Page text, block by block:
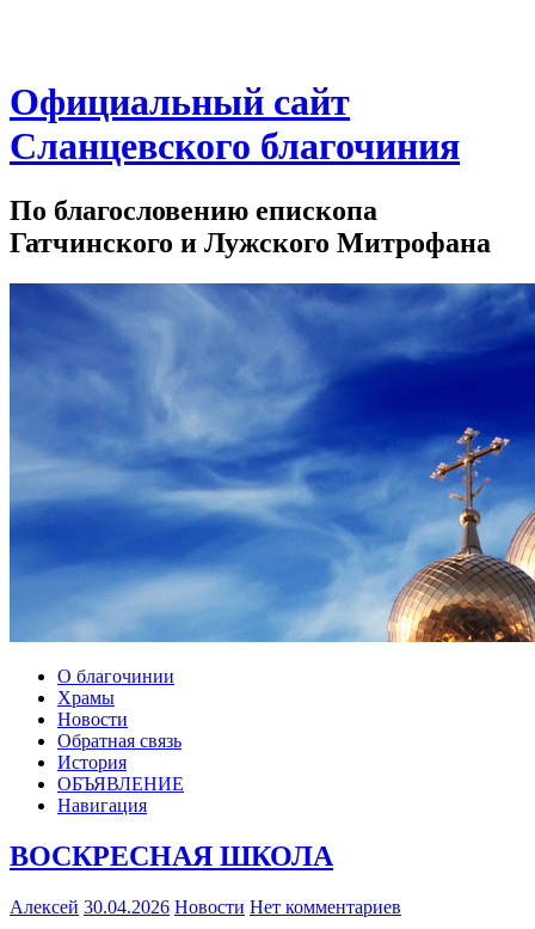
Официальный сайт
Сланцевского благочиния
По благословению епископа
Гатчинского и Лужского Митрофана
О благочинии
Храмы
Новости
Обратная связь
История
ОБЪЯВЛЕНИЕ
Навигация
ВОСКРЕСНАЯ ШКОЛА
Алексей 30.04.2026 Новости Нет комментариев